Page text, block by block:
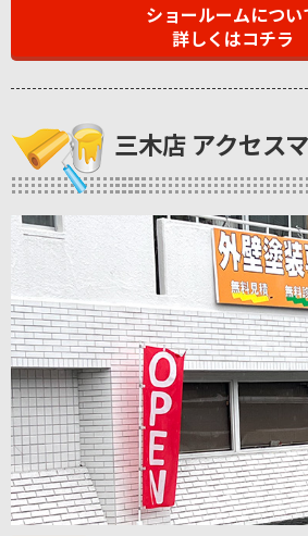
ショールームについ
詳しくはコチラ
三木店 アクセス